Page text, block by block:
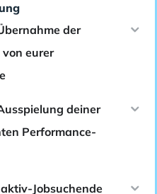
der
eurer
deiner
Performance-
Jobsuchende